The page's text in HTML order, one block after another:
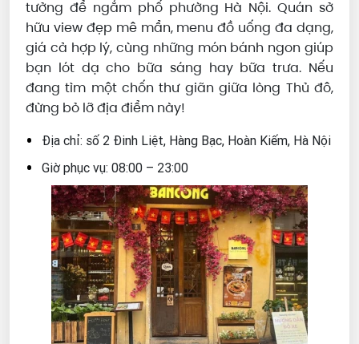
tưởng để ngắm phố phường Hà Nội. Quán sở
hữu view đẹp mê mẩn, menu đồ uống đa dạng,
giá cả hợp lý, cùng những món bánh ngon giúp
bạn lót dạ cho bữa sáng hay bữa trưa. Nếu
đang tìm một chốn thư giãn giữa lòng Thủ đô,
đừng bỏ lỡ địa điểm này!
Địa chỉ: số 2 Đinh Liệt, Hàng Bạc, Hoàn Kiếm, Hà Nội
Giờ phục vụ: 08:00 – 23:00